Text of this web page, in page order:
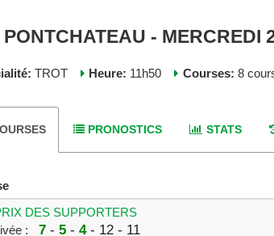
PONTCHATEAU - MERCREDI
TROT Heure: 11h50 Courses: 8
PRONOSTICS STATS
DES SUPPORTERS
:
7- 5- 4- 12 - 11